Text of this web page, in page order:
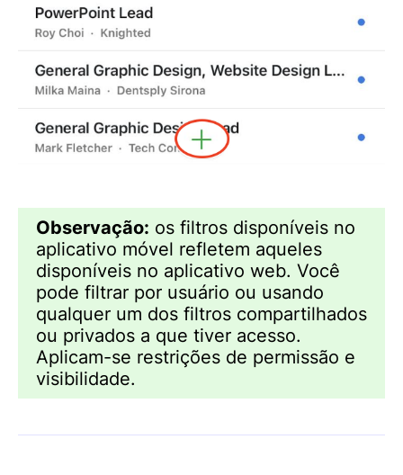
Observação: os filtros disponíveis no
aplicativo móvel refletem aqueles
disponíveis no aplicativo web. Você
pode filtrar por usuário ou usando
qualquer um dos filtros compartilhados
ou privados a que tiver acesso.
Aplicam-se restrições de permissão e
visibilidade.